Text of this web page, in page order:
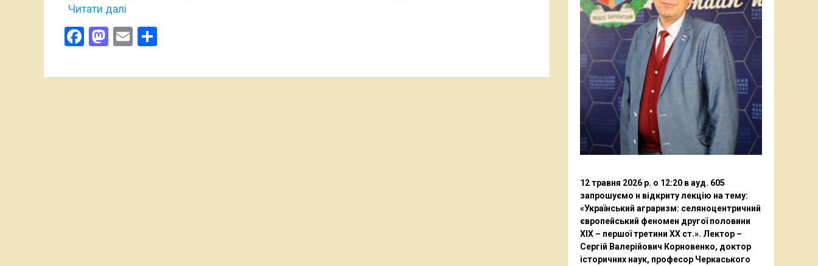
Читати далі
Facebook
Mastodon
Email
12 травня 2026 р. о 12:20 в ауд. 605
запрошуємо н відкриту лекцію на тему:
«Український аграризм: селяноцентричний
європейський феномен другої половини
ХІХ – першої третини ХХ ст.». Лектор –
Сергій Валерійович Корновенко, доктор
історичних наук, професор Черкаського